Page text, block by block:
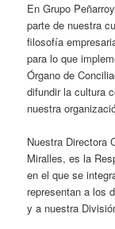
En Grupo
parte de nuestra
filosofía
para lo que
Órgano de
difundir la cultura
nuestra
Nuestra Directora
Miralles, es la
en el que se
representan a los
y a nuestra